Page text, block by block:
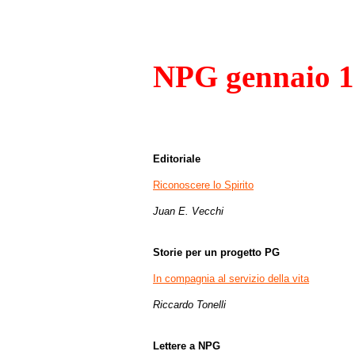
NPG gennaio
Editoriale
Riconoscere lo Spirito
Juan E. Vecchi
Storie per un progetto PG
In compagnia al servizio della vita
Riccardo Tonelli
Lettere a NPG